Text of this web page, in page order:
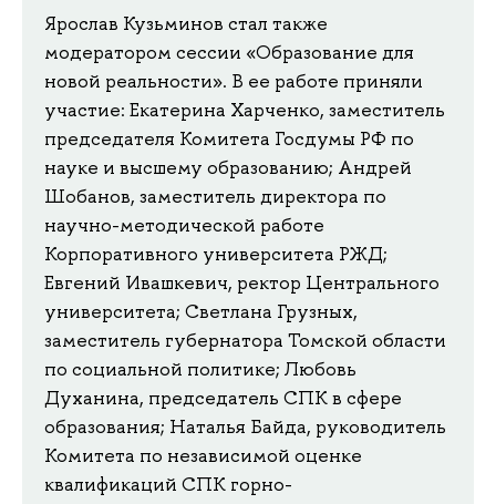
Ярослав Кузьминов стал также
модератором сессии «Образование для
новой реальности». В ее работе приняли
участие: Екатерина Харченко, заместитель
председателя Комитета Госдумы РФ по
науке и высшему образованию; Андрей
Шобанов, заместитель директора по
научно-методической работе
Корпоративного университета РЖД;
Евгений Ивашкевич, ректор Центрального
университета; Светлана Грузных,
заместитель губернатора Томской области
по социальной политике; Любовь
Духанина, председатель СПК в сфере
образования; Наталья Байда, руководитель
Комитета по независимой оценке
квалификаций СПК горно-